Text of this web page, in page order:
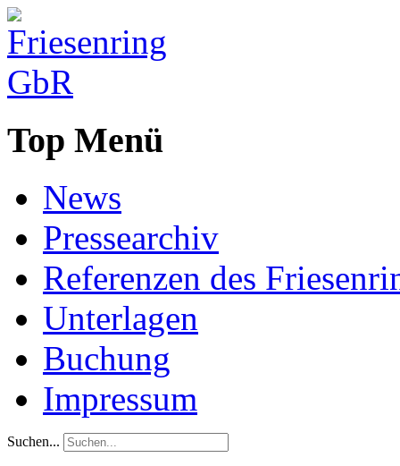
Top Menü
News
Pressearchiv
Referenzen des
Unterlagen
Buchung
Impressum
Suchen...